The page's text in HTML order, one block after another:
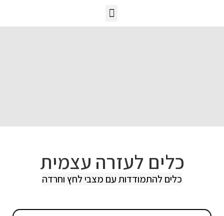
כלים לעזרה עצמית
כלים להתמודדות עם מצבי לחץ וחרדה